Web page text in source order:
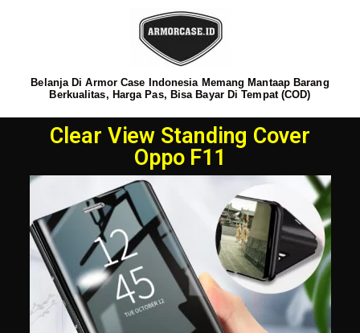
Belanja Di Armor Case Indonesia Memang Mantaap Barang
Berkualitas, Harga Pas, Bisa Bayar Di Tempat (COD)
Clear View Standing Cover
Oppo F11